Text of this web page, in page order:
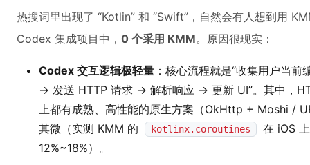
热搜词里出现了 “Kotlin” 和 “Swift”，自然会有人想到用
Codex 集成项目中， 0 个采用 KMM。原因很现实：
Codex 交互逻辑极轻量 ：核心流程就是“收集用户当
→ 发送 HTTP 请求 → 解析响应 → 更新 UI”。其中，
上都有成熟、高性能的原生方案（OkHttp + Moshi /
其微（实测 KMM 的
kotlinx.coroutines
在 iOS
12%~18%）。